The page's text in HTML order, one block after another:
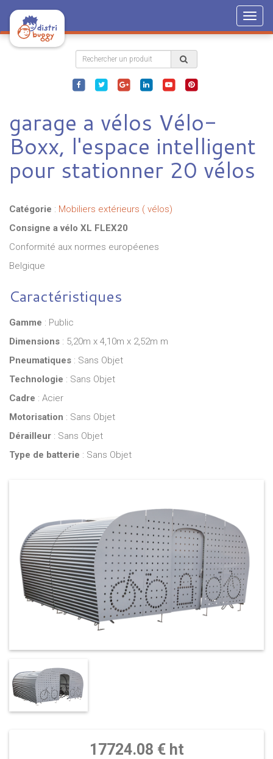
garage a vélos Vélo-
Boxx, l'espace intelligent
pour stationner 20 vélos
Catégorie : Mobiliers extérieurs ( vélos)
Consigne a vélo XL FLEX20
Conformité aux normes européenes
Belgique
Caractéristiques
Gamme : Public
Dimensions : 5,20m x 4,10m x 2,52m m
Pneumatiques : Sans Objet
Technologie : Sans Objet
Cadre : Acier
Motorisation : Sans Objet
Dérailleur : Sans Objet
Type de batterie : Sans Objet
17724.08 € ht